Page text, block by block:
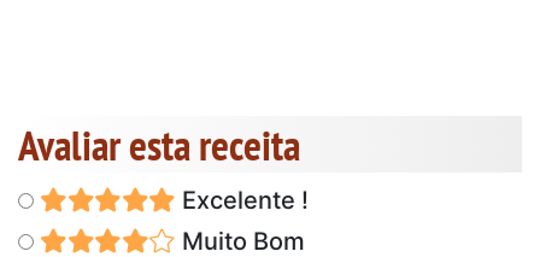
Avaliar esta receita
Excelente !
Muito Bom